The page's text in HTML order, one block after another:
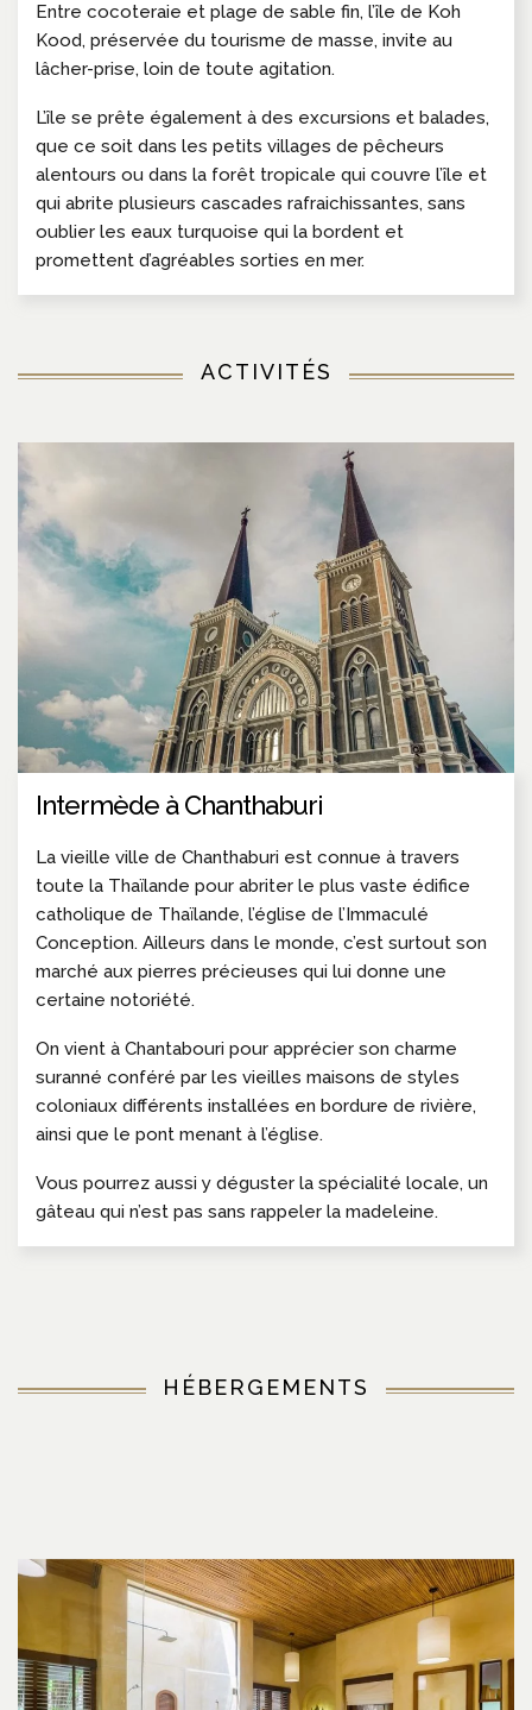
Entre cocoteraie et plage de sable fin, l’île de Koh
Kood, préservée du tourisme de masse, invite au
lâcher-prise, loin de toute agitation.
L’île se prête également à des excursions et balades,
que ce soit dans les petits villages de pêcheurs
alentours ou dans la forêt tropicale qui couvre l’île et
qui abrite plusieurs cascades rafraichissantes, sans
oublier les eaux turquoise qui la bordent et
promettent d’agréables sorties en mer.
ACTIVITÉS
Intermède à Chanthaburi
La vieille ville de Chanthaburi est connue à travers
toute la Thaïlande pour abriter le plus vaste édifice
catholique de Thaïlande, l’église de l’Immaculé
Conception. Ailleurs dans le monde, c’est surtout son
marché aux pierres précieuses qui lui donne une
certaine notoriété.
On vient à Chantabouri pour apprécier son charme
suranné conféré par les vieilles maisons de styles
coloniaux différents installées en bordure de rivière,
ainsi que le pont menant à l’église.
Vous pourrez aussi y déguster la spécialité locale, un
gâteau qui n’est pas sans rappeler la madeleine.
HÉBERGEMENTS